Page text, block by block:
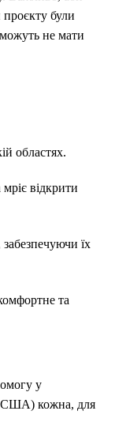
проєкту були
можуть не мати
областях.
відкрити
забезпечуючи їх
та
у
США) кожна, для